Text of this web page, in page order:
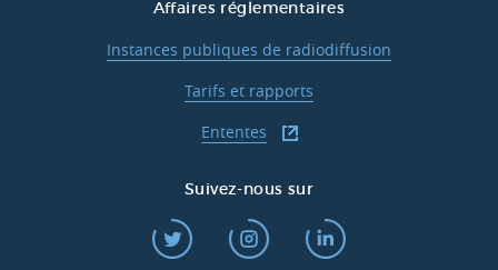
Affaires réglementaires
Instances publiques de radiodiffusion
Tarifs et rapports
Ententes
Suivez-nous sur